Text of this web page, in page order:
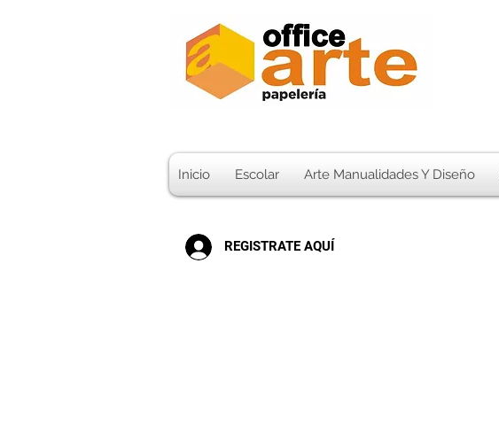
Inicio Escolar Arte Manualidades Y Diseño
REGISTRATE AQUÍ